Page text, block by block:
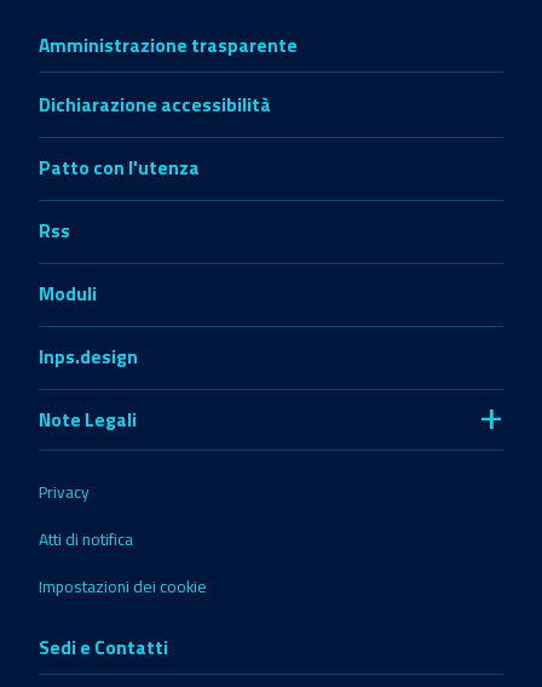
Amministrazione trasparente
Dichiarazione accessibilità
Patto con l'utenza
Rss
Moduli
Inps.design
Note Legali +
Privacy
Atti di notifica
Impostazioni dei cookie
Sedi e Contatti